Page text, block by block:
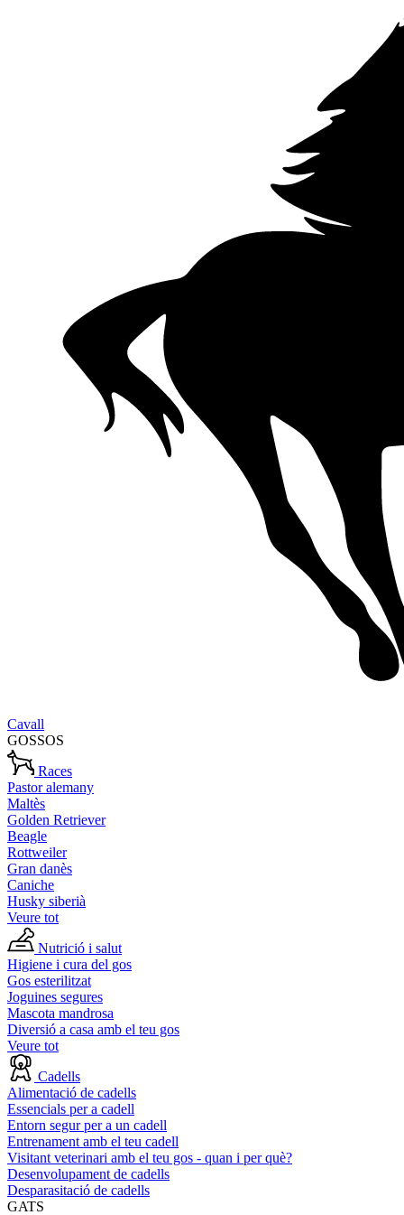
Cavall
GOSSOS
Races
Pastor alemany
Maltès
Golden Retriever
Beagle
Rottweiler
Gran danès
Caniche
Husky siberià
Veure tot
Nutrició i salut
Higiene i cura del gos
Gos esterilitzat
Joguines segures
Mascota mandrosa
Diversió a casa amb el teu gos
Veure tot
Cadells
Alimentació de cadells
Essencials per a cadell
Entorn segur per a un cadell
Entrenament amb el teu cadell
Visitant veterinari amb el teu gos - quan i per què?
Desenvolupament de cadells
Desparasitació de cadells
GATS